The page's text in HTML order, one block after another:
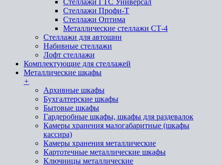
Стеллажи ГТС Универсал
Стеллажи Профи-Т
Стеллажи Оптима
Металлические стеллажи СТ-4
Стеллажи для автошин
Набивные стеллажи
Лофт стеллажи
Комплектующие для стеллажей
Металлические шкафы
+
Архивные шкафы
Бухгалтерские шкафы
Бытовые шкафы
Гардеробные шкафы, шкафы для раздевалок
Камеры хранения малогабаритные (шкафы
кассира)
Камеры хранения металлические
Картотечные металлические шкафы
Ключницы металлические